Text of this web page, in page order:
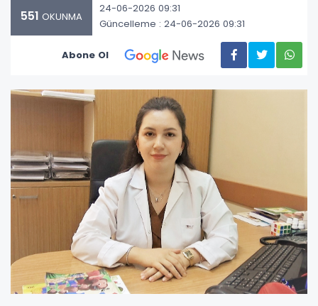
551 OKUNMA
24-06-2026 09:31
Güncelleme : 24-06-2026 09:31
Abone Ol